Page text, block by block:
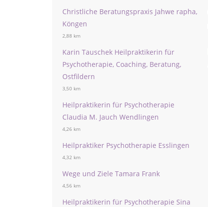
Christliche Beratungspraxis Jahwe rapha,
Köngen
2,88 km
Karin Tauschek Heilpraktikerin für
Psychotherapie, Coaching, Beratung,
Ostfildern
3,50 km
Heilpraktikerin für Psychotherapie
Claudia M. Jauch Wendlingen
4,26 km
Heilpraktiker Psychotherapie Esslingen
4,32 km
Wege und Ziele Tamara Frank
4,56 km
Heilpraktikerin für Psychotherapie Sina